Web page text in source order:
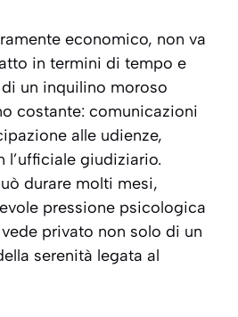
economico, non va
in termini di tempo e
un inquilino moroso
costante: comunicazioni
alle udienze,
giudiziario.
durare molti mesi,
pressione psicologica
privato non solo di un
serenità legata al